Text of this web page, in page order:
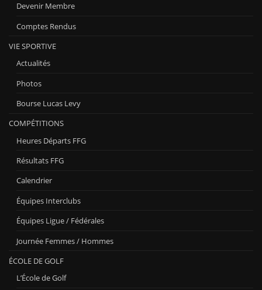
Devenir Membre
Comptes Rendus
VIE SPORTIVE
Actualités
Photos
Bourse Lucas Levy
COMPÉTITIONS
Heures Départs FFG
Résultats FFG
Calendrier
Équipes Interclubs
Équipes Ligue / Fédérales
Journée Femmes / Hommes
ÉCOLE DE GOLF
L’École de Golf